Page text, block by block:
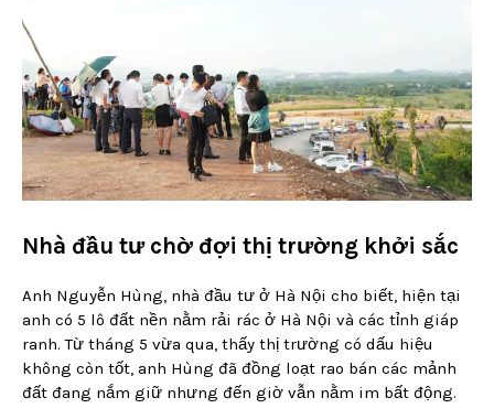
Nhà đầu tư chờ đợi thị trường khởi sắc
Anh Nguyễn Hùng, nhà đầu tư ở Hà Nội cho biết, hiện tại
anh có 5 lô đất nền nằm rải rác ở Hà Nội và các tỉnh giáp
ranh. Từ tháng 5 vừa qua, thấy thị trường có dấu hiệu
không còn tốt, anh Hùng đã đồng loạt rao bán các mảnh
đất đang nắm giữ nhưng đến giờ vẫn nằm im bất động.